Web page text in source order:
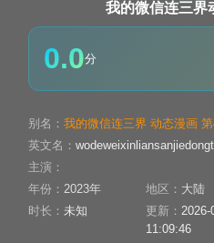
我的微信连三界
0.0分
别名： 我的微信连三界 动态漫画
英文名：
主演：
年份： 2023年 地区： 大陆
时长： 未知 更新： 2026-
11:09:46